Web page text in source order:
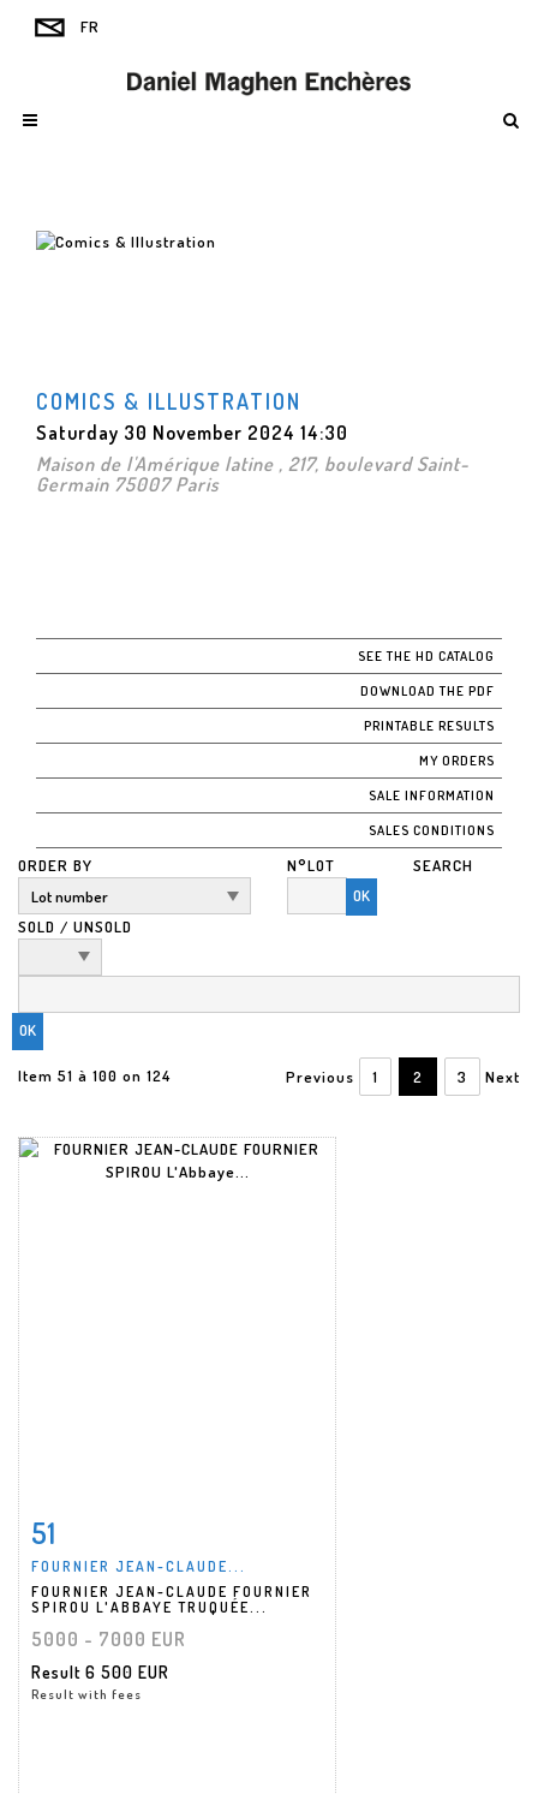
COMICS & ILLUSTRATION
Saturday 30 November 2024 14:30
Maison de l'Amérique latine , 217, boulevard Saint-
Germain 75007 Paris
SEE THE HD CATALOG
DOWNLOAD THE PDF
PRINTABLE RESULTS
MY ORDERS
SALE INFORMATION
SALES CONDITIONS
ORDER BY
N°LOT
OK
SOLD / UNSOLD
SEARCH
Item 51 à 100 on 124 Previous 1 2 3 Next
51
FOURNIER JEAN-CLAUDE...
FOURNIER JEAN-CLAUDE FOURNIER
SPIROU L'ABBAYE TRUQUÉE...
5000 - 7000 EUR
Result 6 500 EUR
Result with fees